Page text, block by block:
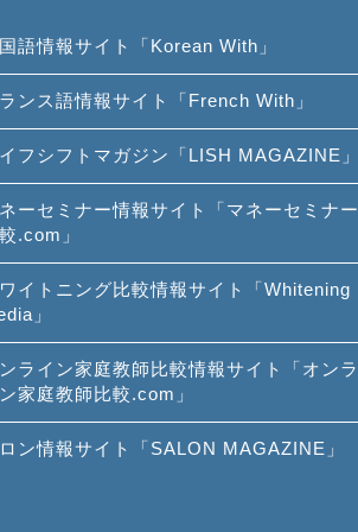
語情報サイト「Korean With」
ンス語情報サイト「French With」
フシフトマガジン「LISH MAGAZINE」
ーセミナー情報サイト「マネーセミナー
.com」
イトニング比較情報サイト「Whitening
」
ライン家庭教師比較情報サイト「オンラ
家庭教師比較.com」
ン情報サイト「SALON MAGAZINE」